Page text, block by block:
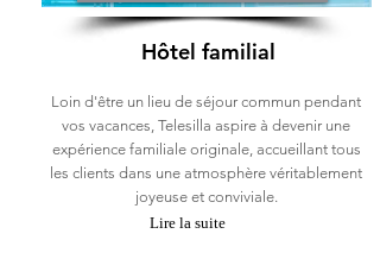
Hôtel familial
Loin d'être un lieu de séjour commun pendant
vos vacances, Telesilla aspire à devenir une
expérience familiale originale, accueillant tous
les clients dans une atmosphère véritablement
joyeuse et conviviale.
Lire la suite